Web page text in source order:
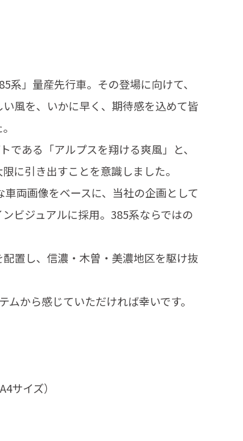
」量産先行車。その登場に向けて、
風を、いかに早く、期待感を込めて皆
ある「アルプスを翔ける爽風」と、
に引き出すことを意識しました。
両画像をベースに、当社の企画として
ビジュアルに採用。385系ならではの
置し、信濃・木曽・美濃地区を駆け抜
から感じていただければ幸いです。
サイズ）